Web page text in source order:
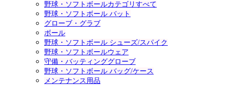
野球・ソフトボールカテゴリすべて
野球・ソフトボール バット
グローブ・グラブ
ボール
野球・ソフトボール シューズ/スパイク
野球・ソフトボールウェア
守備・バッティンググローブ
野球・ソフトボール バッグ/ケース
メンテナンス用品